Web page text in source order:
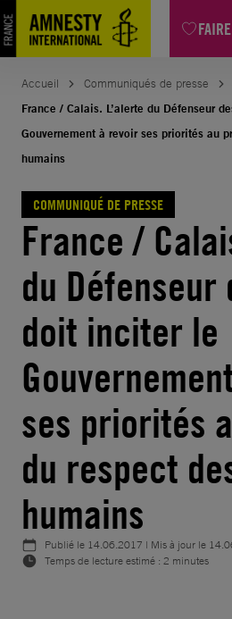
Aller
au
contenu
Accueil
Communiqués de presse
France / Calais. L’alerte du Défenseur
Gouvernement à revoir ses priorités au
humains
COMMUNIQUÉ DE PRESSE
France /
du
doit inciter le
ses priorités
du respect
humains
Publié le 14.06.2017 | Mis à jour le
Temps de lecture estimé : 2 minutes